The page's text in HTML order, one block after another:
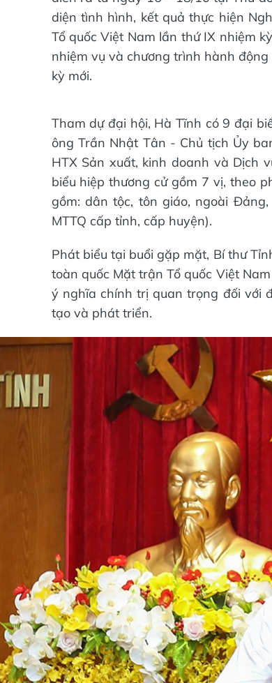
diện tình hình, kết quả thực hiện
Tổ quốc Việt Nam lần thứ IX nhiệm
nhiệm vụ và chương trình hành
kỳ mới.
Tham dự đại hội, Hà Tĩnh có 9 đại
ông Trần Nhật Tân - Chủ tịch Ủy
HTX Sản xuất, kinh doanh và Dịch
biểu hiệp thương cử gồm 7 vị, theo
gồm: dân tộc, tôn giáo, ngoài
MTTQ cấp tỉnh, cấp huyện).
Phát biểu tại buổi gặp mặt, Bí thư
toàn quốc Mặt trận Tổ quốc Việt
ý nghĩa chính trị quan trọng đối với
tạo và phát triển.